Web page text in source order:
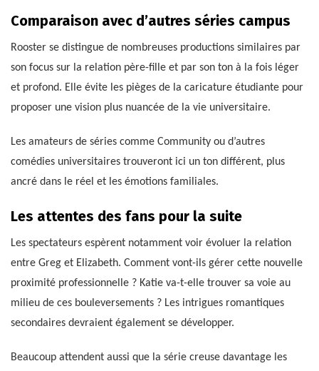
Comparaison avec d’autres séries campus
Rooster se distingue de nombreuses productions similaires par
son focus sur la relation père-fille et par son ton à la fois léger
et profond. Elle évite les pièges de la caricature étudiante pour
proposer une vision plus nuancée de la vie universitaire.
Les amateurs de séries comme Community ou d’autres
comédies universitaires trouveront ici un ton différent, plus
ancré dans le réel et les émotions familiales.
Les attentes des fans pour la suite
Les spectateurs espèrent notamment voir évoluer la relation
entre Greg et Elizabeth. Comment vont-ils gérer cette nouvelle
proximité professionnelle ? Katie va-t-elle trouver sa voie au
milieu de ces bouleversements ? Les intrigues romantiques
secondaires devraient également se développer.
Beaucoup attendent aussi que la série creuse davantage les